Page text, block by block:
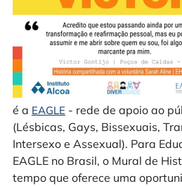
é a EAGLE - rede de apoio ao
(Lésbicas, Gays, Bissexuais,
Intersexo e Assexual). Para
EAGLE no Brasil, o Mural de
tempo que oferece uma